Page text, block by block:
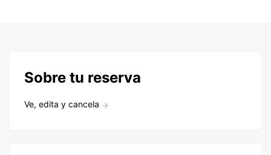
Sobre tu reserva
Ve, edita y cancela